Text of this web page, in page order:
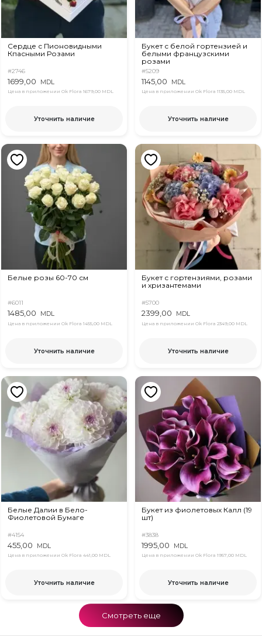
Сердце с Пионовидными
Кпасными Розами
#2746
1699,00 MDL
Цена в приложении Ok Flora 1679,00 MDL
Уточнить наличие
Букет с белой гортензией и
белыми французскими
розами
#5209
1145,00 MDL
Цена в приложении Ok Flora 1135,00 MDL
Уточнить наличие
Белые розы 60-70 см
#6011
1485,00 MDL
Цена в приложении Ok Flora 1455,00 MDL
Уточнить наличие
Букет с гортензиями, розами
и хризантемами
#5700
2399,00 MDL
Цена в приложении Ok Flora 2349,00 MDL
Уточнить наличие
Белые Далии в Бело-
Фиолетовой Бумаге
#4154
455,00 MDL
Цена в приложении Ok Flora 441,00 MDL
Уточнить наличие
Букет из фиолетовых Калл (19
шт)
#3838
1995,00 MDL
Цена в приложении Ok Flora 1957,00 MDL
Уточнить наличие
Смотреть еще